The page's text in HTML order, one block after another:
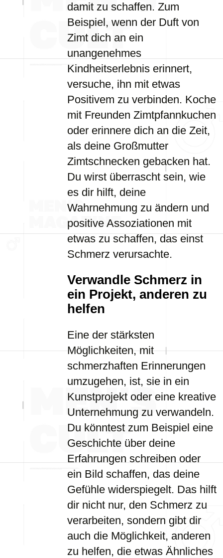
damit zu schaffen. Zum
Beispiel, wenn der Duft von
Zimt dich an ein
unangenehmes
Kindheitserlebnis erinnert,
versuche, ihn mit etwas
Positivem zu verbinden. Koche
mit Freunden Zimtpfannkuchen
oder erinnere dich an die Zeit,
als deine Großmutter
Zimtschnecken gebacken hat.
Du wirst überrascht sein, wie
es dir hilft, deine
Wahrnehmung zu ändern und
positive Assoziationen mit
etwas zu schaffen, das einst
Schmerz verursachte.
Verwandle Schmerz in
ein Projekt, anderen zu
helfen
Eine der stärksten
Möglichkeiten, mit
schmerzhaften Erinnerungen
umzugehen, ist, sie in ein
Kunstprojekt oder eine kreative
Unternehmung zu verwandeln.
Du könntest zum Beispiel eine
Geschichte über deine
Erfahrungen schreiben oder
ein Bild schaffen, das deine
Gefühle widerspiegelt. Das hilft
dir nicht nur, den Schmerz zu
verarbeiten, sondern gibt dir
auch die Möglichkeit, anderen
zu helfen, die etwas Ähnliches